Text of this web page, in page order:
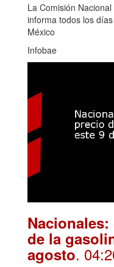
La Comisión
informa todos los
México
Infobae
de la
agosto.